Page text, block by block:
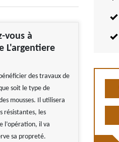
vous à
L'argentiere
des travaux de
soit le type de
mousses. Il utilisera
résistantes, les
l’opération, il va
sa propreté.